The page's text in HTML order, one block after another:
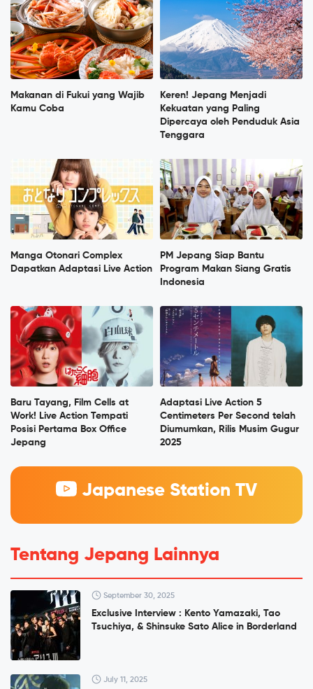
Makanan di Fukui yang Wajib
Kamu Coba
Keren! Jepang Menjadi
Kekuatan yang Paling
Dipercaya oleh Penduduk Asia
Tenggara
Manga Otonari Complex
Dapatkan Adaptasi Live Action
PM Jepang Siap Bantu
Program Makan Siang Gratis
Indonesia
Baru Tayang, Film Cells at
Work! Live Action Tempati
Posisi Pertama Box Office
Jepang
Adaptasi Live Action 5
Centimeters Per Second telah
Diumumkan, Rilis Musim Gugur
2025
Japanese Station TV
Tentang Jepang Lainnya
September 30, 2025
Exclusive Interview : Kento Yamazaki, Tao
Tsuchiya, & Shinsuke Sato Alice in Borderland
July 11, 2025